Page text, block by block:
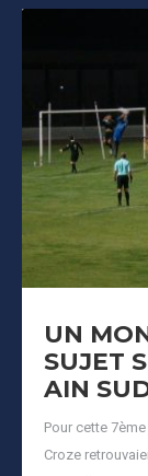
UN
SUJET
AIN
Pour cette
Croze